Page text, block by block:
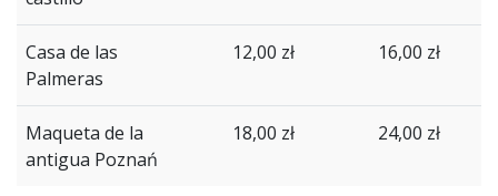
Casa de las
Palmeras
12,00 zł 16,00 zł
Maqueta de la
antigua Poznań
18,00 zł 24,00 zł